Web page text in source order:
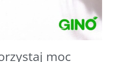
moc